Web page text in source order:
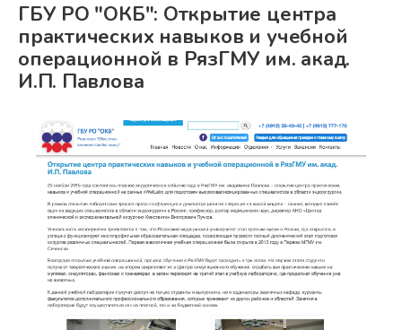
ГБУ РО "ОКБ": Открытие центра
практических навыков и учебной
операционной в РязГМУ им. акад.
И.П. Павлова